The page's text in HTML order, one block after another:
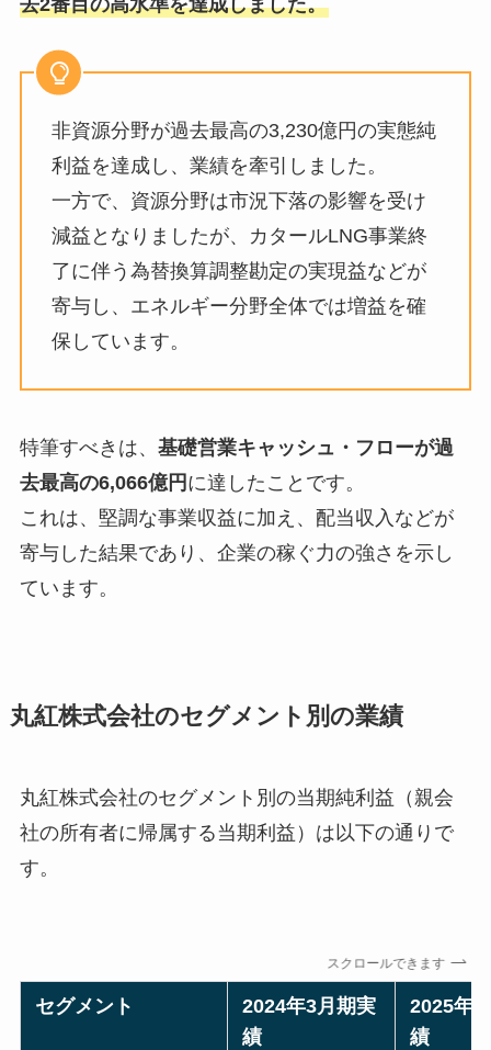
去2番目の高水準を達成しました。
非資源分野が過去最高の3,230億円の実態純
利益を達成し、業績を牽引しました。
一方で、資源分野は市況下落の影響を受け
減益となりましたが、カタールLNG事業終
了に伴う為替換算調整勘定の実現益などが
寄与し、エネルギー分野全体では増益を確
保しています。
特筆すべきは、 基礎営業キャッシュ・フローが過
去最高の6,066億円 に達したことです。
これは、堅調な事業収益に加え、配当収入などが
寄与した結果であり、企業の稼ぐ力の強さを示し
ています。
丸紅株式会社のセグメント別の業績
丸紅株式会社のセグメント別の当期純利益（親会
社の所有者に帰属する当期利益）は以下の通りで
す。
スクロールできます
セグメント
2024年3月期実
績
2025年3
績